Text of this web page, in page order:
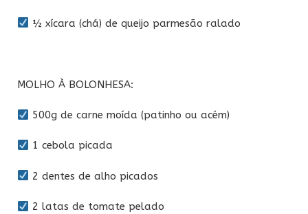
½ xícara (chá) de queijo parmesão ralado
MOLHO À BOLONHESA:
500g de carne moída (patinho ou acém)
1 cebola picada
2 dentes de alho picados
2 latas de tomate pelado